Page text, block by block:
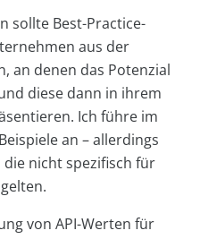
sollte Best-Practice-
aus der
an denen das Potenzial
diese dann in ihrem
Ich führe im
an – allerdings
die nicht spezifisch für
von API-Werten für